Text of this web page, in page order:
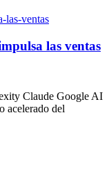
las ventas
Claude Google AI
acelerado del